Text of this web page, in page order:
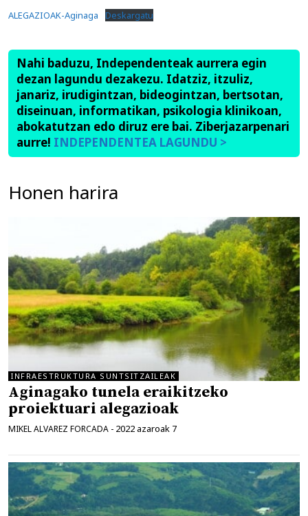
ALEGAZIOAK-Aginaga Deskargatu
Nahi baduzu, Independenteak aurrera egin
dezan lagundu dezakezu. Idatziz, itzuliz,
janariz, irudigintzan, bideogintzan, bertsotan,
diseinuan, informatikan, psikologia klinikoan,
abokatutzan edo diruz ere bai. Ziberjazarpenari
aurre! INDEPENDENTEA LAGUNDU >
Honen harira
INFRAESTRUKTURA SUNTSITZAILEAK
Aginagako tunela eraikitzeko
proiektuari alegazioak
MIKEL ALVAREZ FORCADA - 2022 azaroak 7